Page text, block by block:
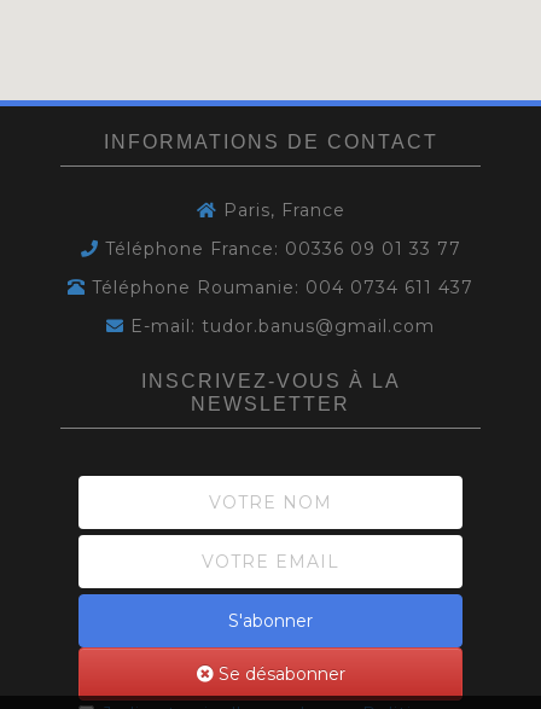
INFORMATIONS DE CONTACT
Paris, France
Téléphone France: 00336 09 01 33 77
Téléphone Roumanie: 004 0734 611 437
E-mail: tudor.banus@gmail.com
INSCRIVEZ-VOUS À LA
NEWSLETTER
S'abonner
Se désabonner